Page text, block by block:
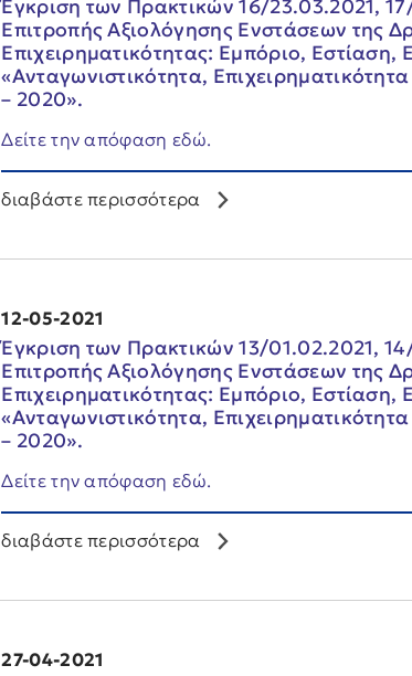
Έγκριση των Πρακτικών 16/23.03.2021,
Επιτροπής Αξιολόγησης Ενστάσεων της
Επιχειρηματικότητας: Εμπόριο, Εστίαση,
«Ανταγωνιστικότητα,
– 2020».
Δείτε την απόφαση εδώ.
διαβάστε περισσότερα
12-05-2021
Έγκριση των Πρακτικών 13/01.02.2021,
Επιτροπής Αξιολόγησης Ενστάσεων της
Επιχειρηματικότητας: Εμπόριο, Εστίαση,
«Ανταγωνιστικότητα,
– 2020».
Δείτε την απόφαση εδώ.
διαβάστε περισσότερα
27-04-2021